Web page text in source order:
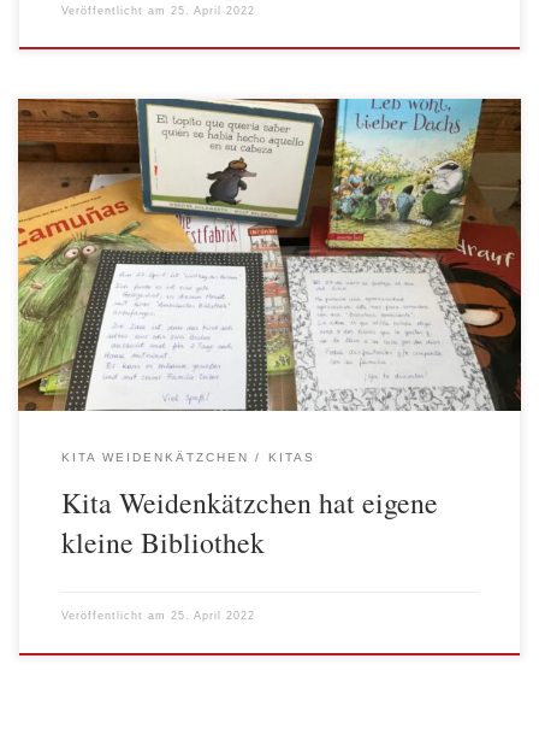
Veröffentlicht am 25. April 2022
Die Kita Weidenkätzchen hat jetzt eine eigene kleine Bibliothek
für die Kinder. Bücher in deutscher und spanischer Sprache
können für 2 Tage ausgeliehen werde und zu Hause mit der
Familie gelesen werden. https://www.welttag-des-
buches.de/welttag-des-buches
KITA WEIDENKÄTZCHEN KITAS
Kita Weidenkätzchen hat eigene
kleine Bibliothek
Veröffentlicht am 25. April 2022